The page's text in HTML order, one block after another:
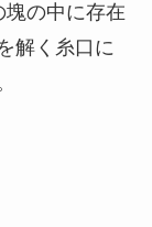
の中に存在
解く糸口に